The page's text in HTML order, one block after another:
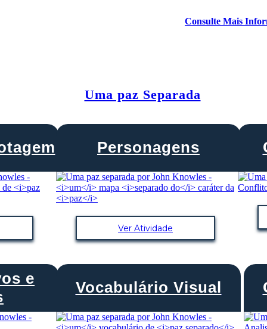
Consulte Mais
Uma paz Separada
Personagens
Ver Atividade
e
Vocabulário Visual